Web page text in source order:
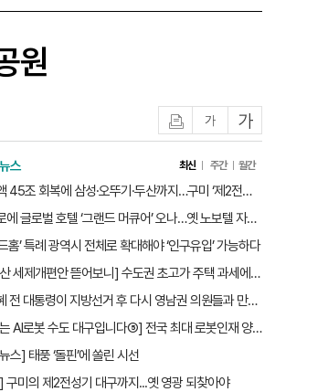
원
글자작게글자크게
스 최신 주간 월간
생산액 45조 회복에 삼성·오뚜기·두산까지…구미 ‘제2전성기’ 시작됐다
동성로에 글로벌 호텔 ‘그랜드 머큐어’ 오나…옛 노보텔 자리 사무실 개설
홈’ 특례 광역시 전체로 확대해야 ‘인구유입’ 가능하다
[부동산 세제개편안 뜯어보니] 수도권 초고가 주택 과세에만 초점…침체된 지방 부동산 대책은 없다
박근혜 전 대통령이 지방선거 후 다시 영남권 의원들과 만난 이유는?
[여기는 AI로봇 수도 대구입니다⑤] 전국 최대 로봇인재 양성소…“대구산업 맞춤형 교육과정 만들자”
스] 태풍 ‘돌핀’에 쏠린 시선
구미의 제2전성기 대구까지...옛 영광 되찾아야